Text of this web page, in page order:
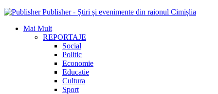
Publisher - Știri și evenimente din raionul Cimișlia
Mai Mult
REPORTAJE
Social
Politic
Economie
Educatie
Cultura
Sport